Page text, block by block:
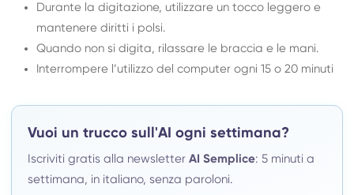
Durante la digitazione, utilizzare un tocco leggero e
mantenere diritti i polsi.
Quando non si digita, rilassare le braccia e le mani.
Interrompere l’utilizzo del computer ogni 15 o 20 minuti
Vuoi un trucco sull'AI ogni settimana?
Iscriviti gratis alla newsletterAI Semplice: 5 minuti a
settimana, in italiano, senza paroloni.